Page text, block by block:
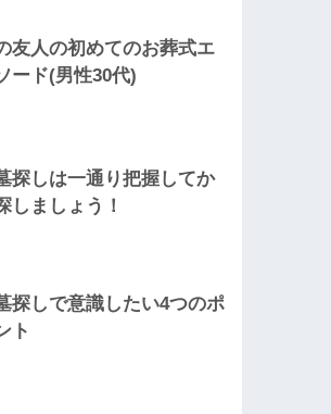
友人の初めてのお葬式エ
ード(男性30代)
探しは一通り把握してか
しましょう！
探しで意識したい4つのポ
ト